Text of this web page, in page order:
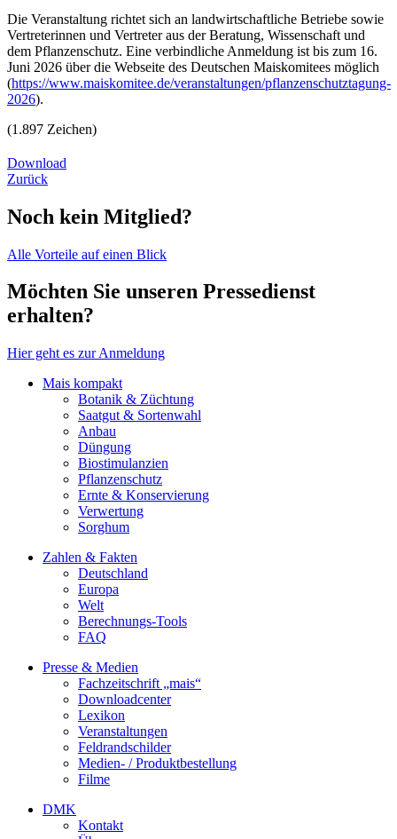
Die Veranstaltung richtet sich an landwirtschaftliche Betriebe sowie
Vertreterinnen und Vertreter aus der Beratung, Wissenschaft und
dem Pflanzenschutz. Eine verbindliche Anmeldung ist bis zum 16.
Juni 2026 über die Webseite des Deutschen Maiskomitees möglich
(https://www.maiskomitee.de/veranstaltungen/pflanzenschutztagung-
2026).
(1.897 Zeichen)
Download
Zurück
Noch kein Mitglied?
Alle Vorteile auf einen Blick
Möchten Sie unseren Pressedienst
erhalten?
Hier geht es zur Anmeldung
Mais kompakt
Botanik & Züchtung
Saatgut & Sortenwahl
Anbau
Düngung
Biostimulanzien
Pflanzenschutz
Ernte & Konservierung
Verwertung
Sorghum
Zahlen & Fakten
Deutschland
Europa
Welt
Berechnungs-Tools
FAQ
Presse & Medien
Fachzeitschrift „mais“
Downloadcenter
Lexikon
Veranstaltungen
Feldrandschilder
Medien- / Produktbestellung
Filme
DMK
Kontakt